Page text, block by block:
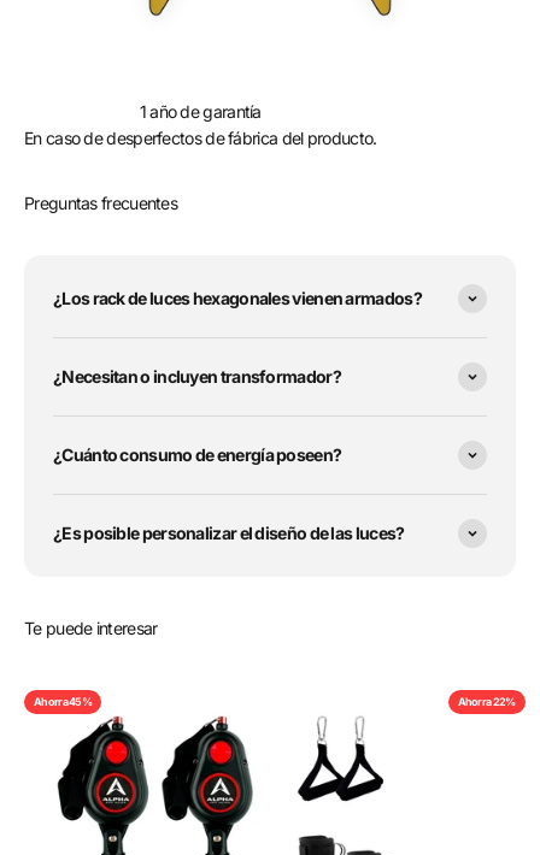
1 año de garantía
En caso de desperfectos de fábrica del producto.
Preguntas frecuentes
¿Los rack de luces hexagonales vienen armados?
¿Necesitan o incluyen transformador?
¿Cuánto consumo de energía poseen?
¿Es posible personalizar el diseño de las luces?
Te puede interesar
Ahorra 45% Ahorra 22%